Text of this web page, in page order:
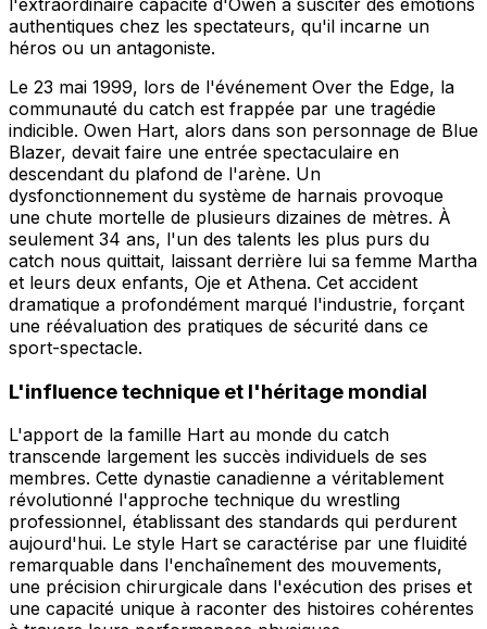
l'extraordinaire capacité d'Owen à susciter des émotions
authentiques chez les spectateurs, qu'il incarne un
héros ou un antagoniste.
Le 23 mai 1999, lors de l'événement Over the Edge, la
communauté du catch est frappée par une tragédie
indicible. Owen Hart, alors dans son personnage de Blue
Blazer, devait faire une entrée spectaculaire en
descendant du plafond de l'arène. Un
dysfonctionnement du système de harnais provoque
une chute mortelle de plusieurs dizaines de mètres. À
seulement 34 ans, l'un des talents les plus purs du
catch nous quittait, laissant derrière lui sa femme Martha
et leurs deux enfants, Oje et Athena. Cet accident
dramatique a profondément marqué l'industrie, forçant
une réévaluation des pratiques de sécurité dans ce
sport-spectacle.
L'influence technique et l'héritage mondial
L'apport de la famille Hart au monde du catch
transcende largement les succès individuels de ses
membres. Cette dynastie canadienne a véritablement
révolutionné l'approche technique du wrestling
professionnel, établissant des standards qui perdurent
aujourd'hui. Le style Hart se caractérise par une fluidité
remarquable dans l'enchaînement des mouvements,
une précision chirurgicale dans l'exécution des prises et
une capacité unique à raconter des histoires cohérentes